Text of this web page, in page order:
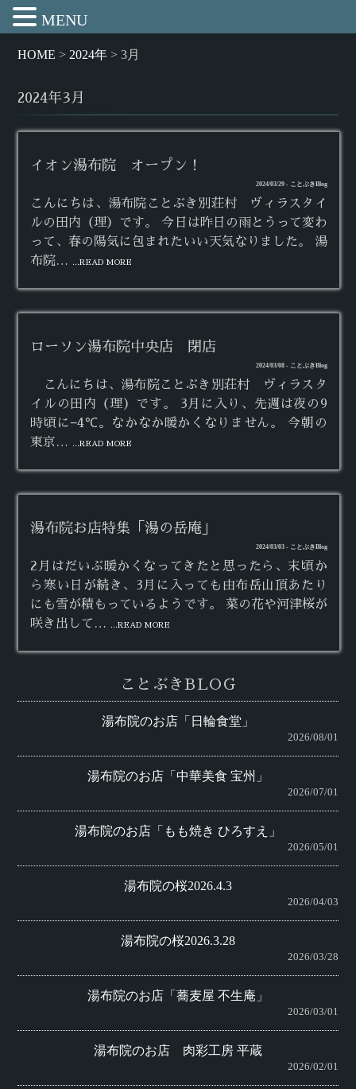
HOME > 2024年 >3月
2024年3月
イオン湯布院 オープン！
2024/03/29 - ことぶきBlog
こんにちは、湯布院ことぶき別荘村 ヴィラスタイ
ルの田内（理）です。 今日は昨日の雨とうって変わ
って、春の陽気に包まれたいい天気なりました。 湯
布院…
...READ MORE
ローソン湯布院中央店 閉店
2024/03/08 - ことぶきBlog
こんにちは、湯布院ことぶき別荘村 ヴィラスタ
イルの田内（理）です。 3月に入り、先週は夜の9
時頃に−4℃。なかなか暖かくなりません。 今朝の
東京…
...READ MORE
湯布院お店特集「湯の岳庵」
2024/03/03 - ことぶきBlog
2月はだいぶ暖かくなってきたと思ったら、末頃か
ら寒い日が続き、3月に入っても由布岳山頂あたり
にも雪が積もっているようです。 菜の花や河津桜が
咲き出して…
...READ MORE
ことぶきBLOG
湯布院のお店「日輪食堂」
2026/08/01
湯布院のお店「中華美食 宝州」
2026/07/01
湯布院のお店「もも焼き ひろすえ」
2026/05/01
湯布院の桜2026.4.3
2026/04/03
湯布院の桜2026.3.28
2026/03/28
湯布院のお店「蕎麦屋 不生庵」
2026/03/01
湯布院のお店 肉彩工房 平蔵
2026/02/01
MENU